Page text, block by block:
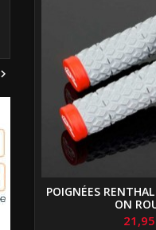

POIGNÉES
ON